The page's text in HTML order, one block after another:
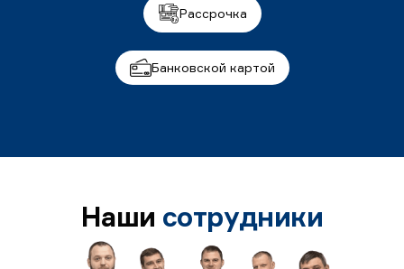
Рассрочка
Банковской картой
Наши сотрудники